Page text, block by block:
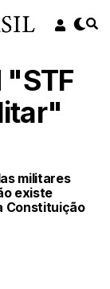
militares
existe
Constituição